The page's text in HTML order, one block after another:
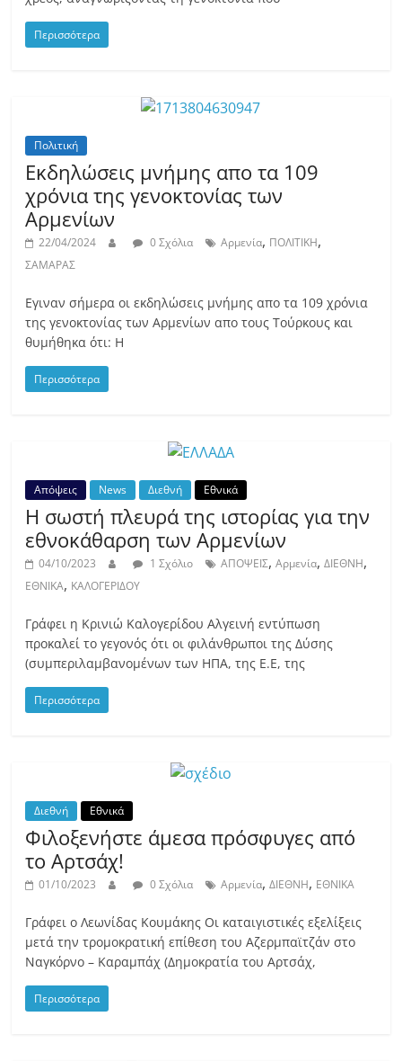
Περισσότερα
Πολιτική
Εκδηλώσεις μνήμης απο τα 109
χρόνια της γενοκτονίας των
Αρμενίων
22/04/2024 0 Σχόλια Αρμενία, ΠΟΛΙΤΙΚΗ,
ΣΑΜΑΡΑΣ
Εγιναν σήμερα οι εκδηλώσεις μνήμης απο τα 109 χρόνια
της γενοκτονίας των Αρμενίων απο τους Τούρκους και
θυμήθηκα ότι: Η
Περισσότερα
Απόψεις News Διεθνή Εθνικά
Η σωστή πλευρά της ιστορίας για την
εθνοκάθαρση των Αρμενίων
04/10/2023 1 Σχόλιο ΑΠΟΨΕΙΣ,Αρμενία,ΔΙΕΘΝΗ,
ΕΘΝΙΚΑ, ΚΑΛΟΓΕΡΙΔΟΥ
Γράφει η Κρινιώ Καλογερίδου Αλγεινή εντύπωση
προκαλεί το γεγονός ότι οι φιλάνθρωποι της Δύσης
(συμπεριλαμβανομένων των ΗΠΑ, της Ε.Ε, της
Περισσότερα
Διεθνή Εθνικά
Φιλοξενήστε άμεσα πρόσφυγες από
το Αρτσάχ!
01/10/2023 0 Σχόλια Αρμενία,ΔΙΕΘΝΗ, ΕΘΝΙΚΑ
Γράφει ο Λεωνίδας Κουμάκης Οι καταιγιστικές εξελίξεις
μετά την τρομοκρατική επίθεση του Αζερμπαϊτζάν στο
Ναγκόρνο – Καραμπάχ (Δημοκρατία του Αρτσάχ,
Περισσότερα